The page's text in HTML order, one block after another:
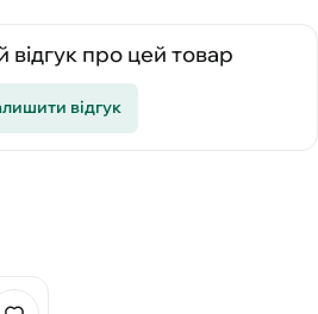
відгук про цей товар
відгук